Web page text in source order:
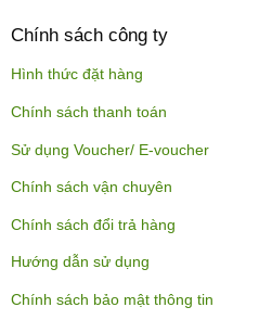
Chính sách công ty
Hình thức đặt hàng
Chính sách thanh toán
Sử dụng Voucher/ E-voucher
Chính sách vận chuyên
Chính sách đổi trả hàng
Hướng dẫn sử dụng
Chính sách bảo mật thông tin